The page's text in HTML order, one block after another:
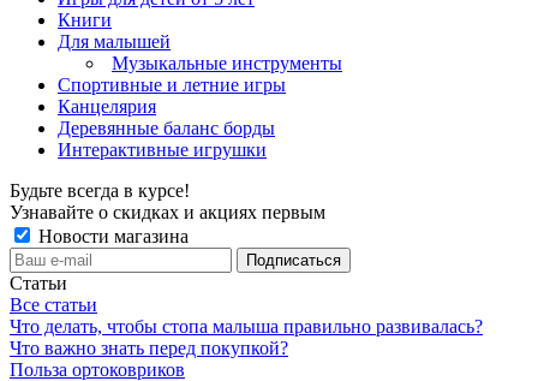
Книги
Для малышей
Музыкальные инструменты
Спортивные и летние игры
Канцелярия
Деревянные баланс борды
Интерактивные игрушки
Будьте всегда в курсе!
Узнавайте о скидках и акциях первым
Новости магазина
Статьи
Все статьи
Что делать, чтобы стопа малыша правильно развивалась?
Что важно знать перед покупкой?
Польза ортоковриков